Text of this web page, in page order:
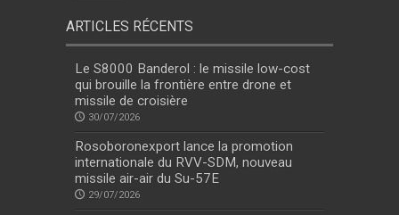
ARTICLES RÉCENTS
Le S8000 Banderol : le missile low-cost
qui brouille la frontière entre drone et
missile de croisière
30/07/2026
Rosoboronexport lance la promotion
internationale du RVV-SDM, nouveau
missile air-air du Su-57E
29/07/2026